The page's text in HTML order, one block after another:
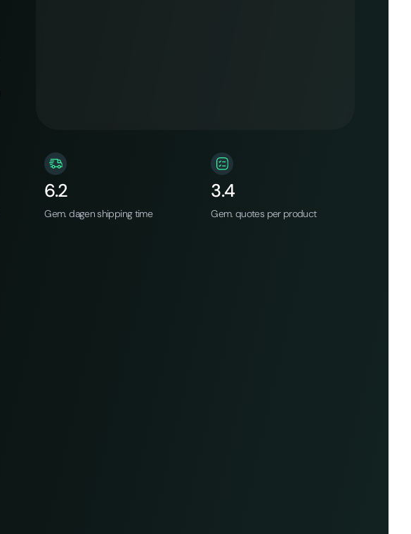
6.2
Gem. dagen shipping time
3.4
Gem. quotes per product